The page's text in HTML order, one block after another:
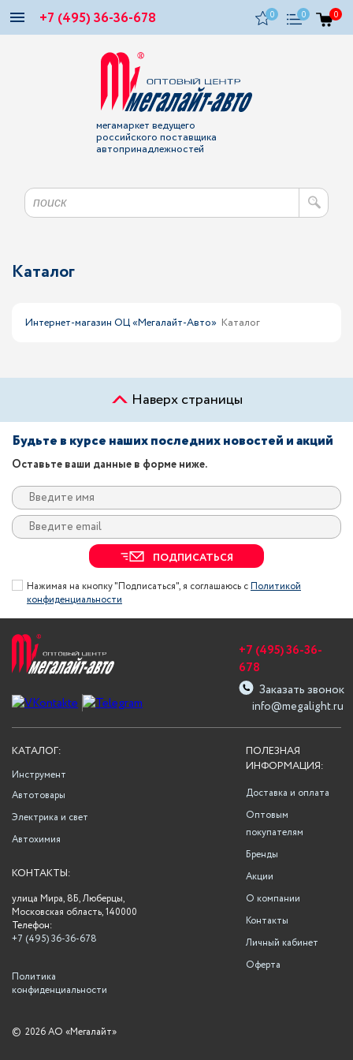
+7 (495) 36-36-678 0 0 0
мегамаркет ведущего
российского поставщика
автопринадлежностей
Каталог
Интернет-магазин ОЦ «Мегалайт-Авто» Каталог
Наверх страницы
Будьте в курсе наших последних новостей и акций
Оставьте ваши данные в форме ниже.
ПОДПИСАТЬСЯ
Нажимая на кнопку "Подписаться", я соглашаюсь сПолитикой
конфиденциальности
info@megalight.ru
+7 (495) 36-36-
678
Заказать звонок
ПОЛЕЗНАЯ
ИНФОРМАЦИЯ:
Доставка и оплата
Оптовым
покупателям
Бренды
Акции
О компании
Контакты
Личный кабинет
Оферта
КАТАЛОГ:
Инструмент
Автотовары
Электрика и свет
Автохимия
КОНТАКТЫ:
улица Мира, 8Б, Люберцы,
Московская область, 140000
Телефон:
+7 (495) 36-36-678
Политика
конфиденциальности
© 2026 АО «Мегалайт»